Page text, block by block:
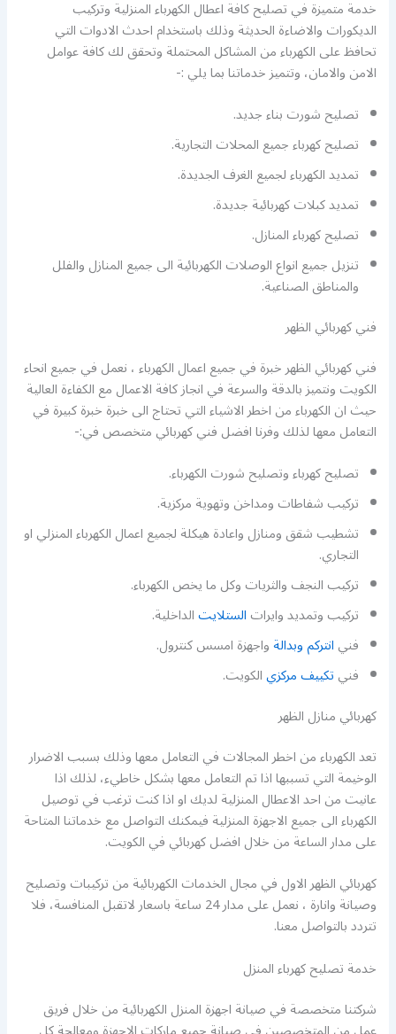
خدمة متميزة في تصليح كافة اعطال الكهرباء المنزلية وتركيب
الديكورات والاضاءة الحديثة وذلك باستخدام احدث الادوات التي
تحافظ على الكهرباء من المشاكل المحتملة وتحقق لك كافة عوامل
الامن والامان، وتتميز خدماتنا بما يلي :-
تصليح شورت بناء جديد.
تصليح كهرباء جميع المحلات التجارية.
تمديد الكهرباء لجميع الغرف الجديدة.
تمديد كبلات كهربائية جديدة.
تصليح كهرباء المنازل.
تنزيل جميع انواع الوصلات الكهربائية الى جميع المنازل والفلل
والمناطق الصناعية.
فني كهربائي الظهر
فني كهربائي الظهر خبرة في جميع اعمال الكهرباء ، نعمل في جميع انحاء
الكويت ونتميز بالدقة والسرعة في انجاز كافة الاعمال مع الكفاءة العالية
حيث ان الكهرباء من اخطر الاشياء التي تحتاج الى خبرة خبرة كبيرة في
التعامل معها لذلك وفرنا افضل فني كهربائي متخصص في:-
تصليح كهرباء وتصليح شورت الكهرباء.
تركيب شفاطات ومداخن وتهوية مركزية.
تشطيب شقق ومنازل واعادة هيكلة لجميع اعمال الكهرباء المنزلي او
التجاري.
تركيب النجف والثريات وكل ما يخص الكهرباء.
تركيب وتمديد وايراتالستلايتالداخلية.
فنيانتركم وبدالةواجهزة امسس كنترول.
فنيتكييف مركزيالكويت.
كهربائي منازل الظهر
تعد الكهرباء من اخطر المجالات في التعامل معها وذلك بسبب الاضرار
الوخيمة التي تسببها اذا تم التعامل معها بشكل خاطيء، لذلك اذا
عانيت من احد الاعطال المنزلية لديك او اذا كنت ترغب في توصيل
الكهرباء الى جميع الاجهزة المنزلية فيمكنك التواصل مع خدماتنا المتاحة
على مدار الساعة من خلال افضل كهربائي في الكويت.
كهربائي الظهر الاول في مجال الخدمات الكهربائية من تركيبات وتصليح
وصيانة وانارة ، نعمل على مدار 24 ساعة باسعار لاتقبل المنافسة، فلا
تتردد بالتواصل معنا.
خدمة تصليح كهرباء المنزل
شركتنا متخصصة في صيانة اجهزة المنزل الكهربائية من خلال فريق